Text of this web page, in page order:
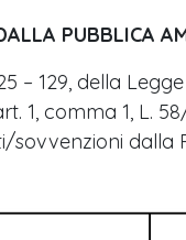
PUBBLICA
– 129, della
1, comma 1, L.
sovvenzioni dalla